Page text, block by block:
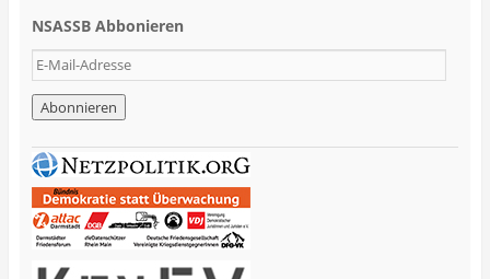
NSASSB Abbonieren
E
-
M
a
i
l
-
A
d
r
e